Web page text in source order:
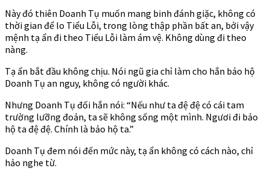
Này đó thiên Doanh Tụ muốn mang binh đánh giặc, không có
thời gian để lo Tiểu Lỗi, trong lòng thập phần bất an, bởi vậy
mệnh tạ ẩn đi theo Tiểu Lỗi làm ám vệ. Không dùng đi theo
nàng.
Tạ ẩn bắt đầu không chịu. Nói ngũ gia chỉ làm cho hắn bảo hộ
Doanh Tụ an nguy, không có người khác.
Nhưng Doanh Tụ đối hắn nói: “Nếu như ta đệ đệ có cái tam
trường lưỡng đoản, ta sẽ không sống một mình. Ngươi đi bảo
hộ ta đệ đệ. Chính là bảo hộ ta.”
Doanh Tụ đem nói đến mức này, tạ ẩn không có cách nào, chỉ
hảo nghe từ.